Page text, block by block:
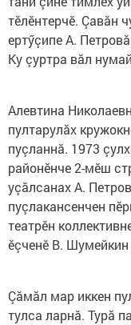
тӗлӗнтерчӗ. Çавăн
ертӳçипе А.
Ку çуртра вăл
Алевтина
пултарулăх
пуçланнă. 1973
районӗнче 2-мӗш
уçăлсанах А.
пуçлакансенчен
театрӗн
ӗçченӗ В.
Çăмăл мар иккен
тулса ларнă. Турă